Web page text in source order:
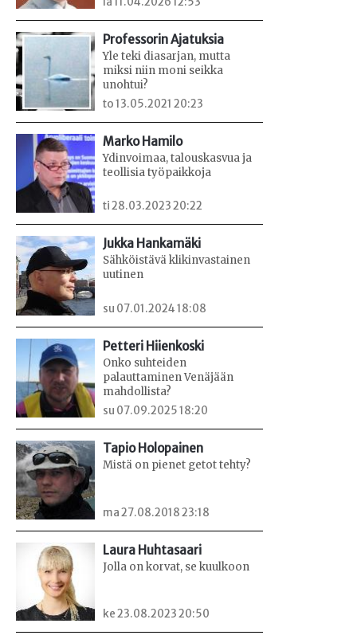
Professorin Ajatuksia
Yle teki diasarjan, mutta
miksi niin moni seikka
unohtui?
to 13.05.2021 20:23
Marko Hamilo
Ydinvoimaa, talouskasvua ja
teollisia työpaikkoja
ti 28.03.2023 20:22
Jukka Hankamäki
Sähköistävä klikinvastainen
uutinen
su 07.01.2024 18:08
Petteri Hiienkoski
Onko suhteiden
palauttaminen Venäjään
mahdollista?
su 07.09.2025 18:20
Tapio Holopainen
Mistä on pienet getot tehty?
ma 27.08.2018 23:18
Laura Huhtasaari
Jolla on korvat, se kuulkoon
ke 23.08.2023 20:50